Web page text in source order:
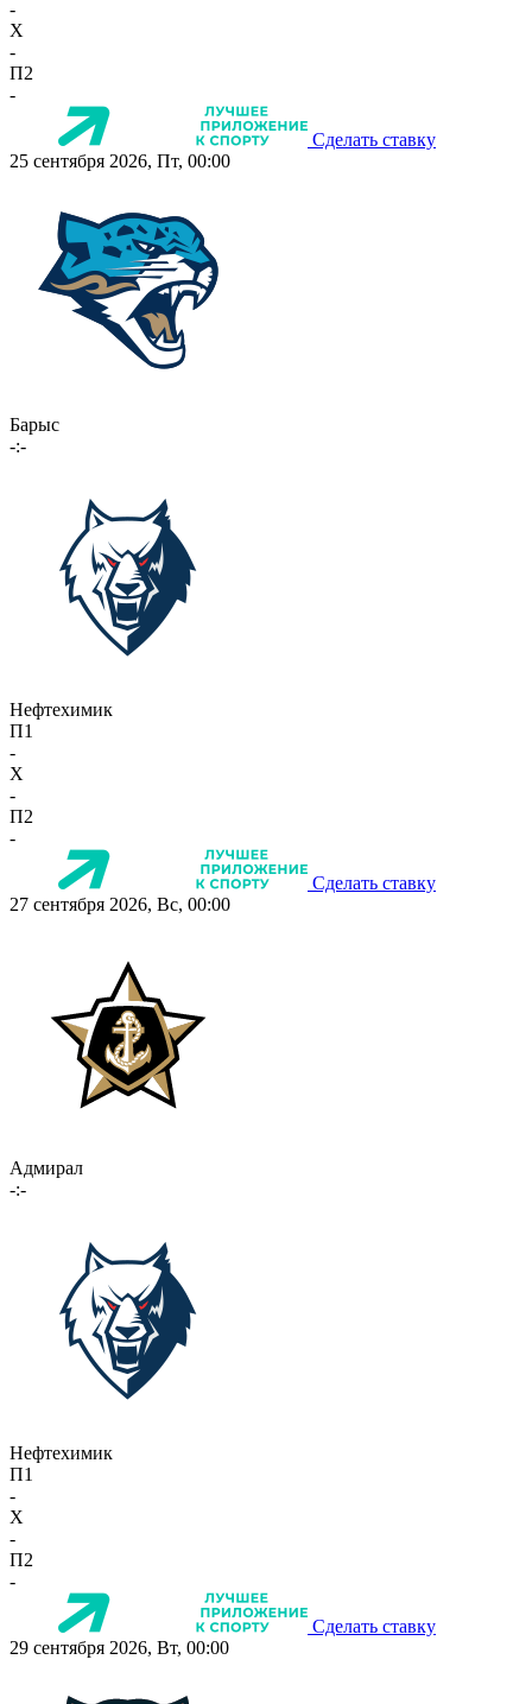
-
X
-
П2
-
Сделать ставку
25 сентября 2026, Пт, 00:00
Барыс
-:-
Нефтехимик
П1
-
X
-
П2
-
Сделать ставку
27 сентября 2026, Вс, 00:00
Адмирал
-:-
Нефтехимик
П1
-
X
-
П2
-
Сделать ставку
29 сентября 2026, Вт, 00:00